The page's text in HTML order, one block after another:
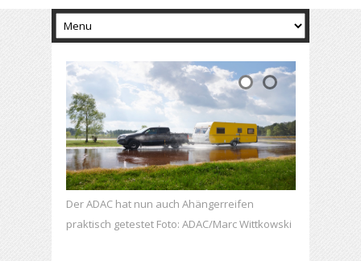
Der ADAC hat nun auch Ahängerreifen
praktisch getestet Foto: ADAC/Marc Wittkowski